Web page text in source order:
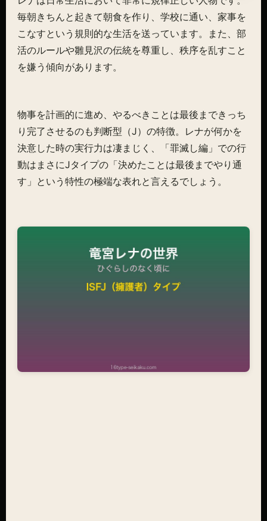
毎朝きちんと起きて朝食を作り、学校に通い、家事を
こなすという規則的な生活を送っています。また、部
活のルールや雛見沢の伝統を尊重し、秩序を乱すこと
を嫌う傾向があります。
物事を計画的に進め、やるべきことは最後まできっち
り完了させるのも判断型（J）の特徴。レナが何かを
決意した時の実行力は凄まじく、「罪滅し編」での行
動はまさにJタイプの「決めたことは最後までやり通
す」という特性の極端な表れと言えるでしょう。